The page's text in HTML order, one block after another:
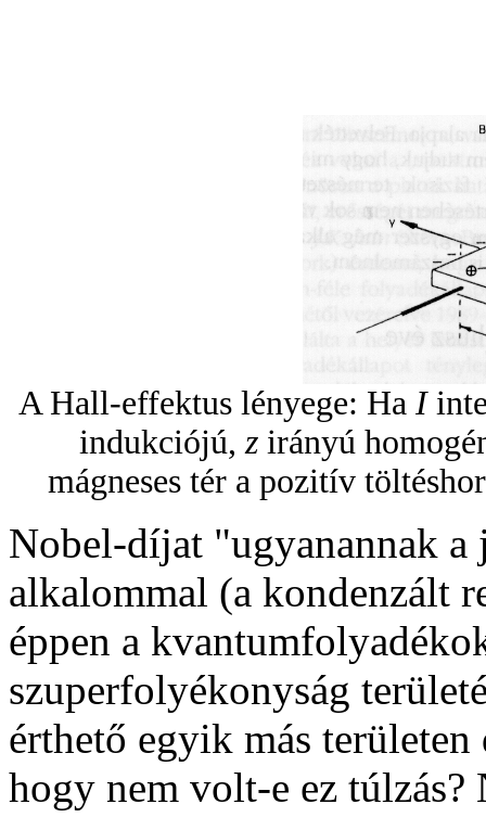
A Hall-effektus lényege: Ha I
indukciójú, z irányú
mágneses tér a pozitív
Nobel-díjat "ugyanannak a
alkalommal (a kondenzált
éppen a
szuperfolyékonyság
érthető egyik más
hogy nem volt-e ez túlzás?